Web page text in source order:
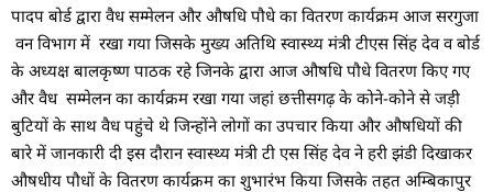
पादप बोर्ड द्वारा वैध सम्मेलन और औषधि पौधे का वितरण कार्यक्रम आज सरगुजा
वन विभाग में रखा गया जिसके मुख्य अतिथि स्वास्थ्य मंत्री टीएस सिंह देव व बोर्ड
के अध्यक्ष बालकृष्ण पाठक रहे जिनके द्वारा आज औषधि पौधे वितरण किए गए
और वैध सम्मेलन का कार्यक्रम रखा गया जहां छत्तीसगढ़ के कोने-कोने से जड़ी
बुटियों के साथ वैध पहुंचे थे जिन्होंने लोगों का उपचार किया और औषधियों की
बारे में जानकारी दी इस दौरान स्वास्थ्य मंत्री टी एस सिंह देव ने हरी झंडी दिखाकर
औषधीय पौधों के वितरण कार्यक्रम का शुभारंभ किया जिसके तहत अम्बिकापुर